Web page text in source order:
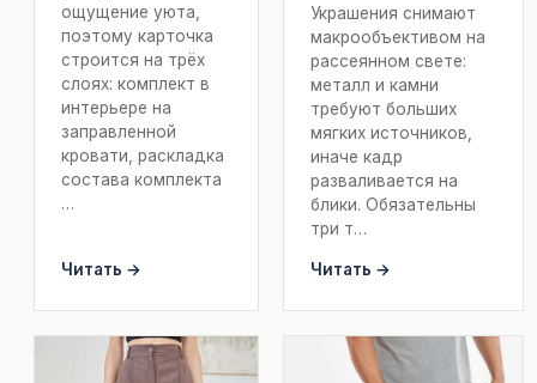
ощущение уюта,
поэтому карточка
строится на трёх
слоях: комплект в
интерьере на
заправленной
кровати, раскладка
состава комплекта
…
Читать →
Украшения снимают
макрообъективом на
рассеянном свете:
металл и камни
требуют больших
мягких источников,
иначе кадр
разваливается на
блики. Обязательны
три т…
Читать →